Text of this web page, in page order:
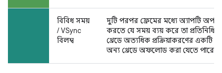
বিবিধ সময়
/ VSync
বিলম্ব
দুটি পরপর ফ্রেমের মধ্যে অ্যাপটি
করতে যে সময় ব্যয় করে তা
থ্রেডে অত্যধিক প্রক্রিয়াকরণের একটি
অন্য থ্রেডে অফলোড করা যেতে পারে।